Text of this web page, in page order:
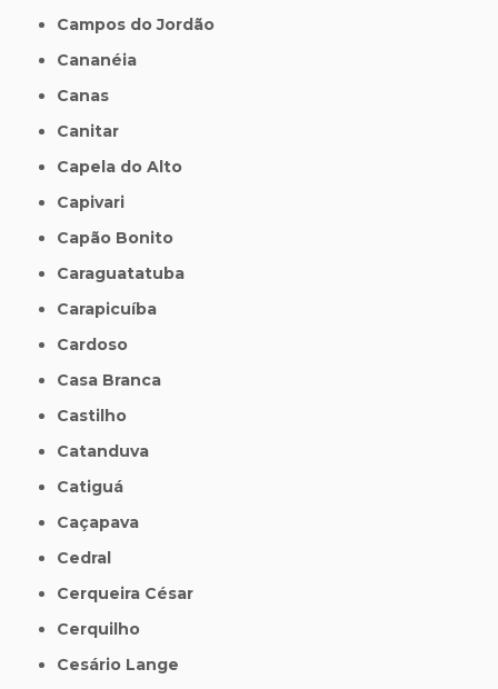
Campos do Jordão
Cananéia
Canas
Canitar
Capela do Alto
Capivari
Capão Bonito
Caraguatatuba
Carapicuíba
Cardoso
Casa Branca
Castilho
Catanduva
Catiguá
Caçapava
Cedral
Cerqueira César
Cerquilho
Cesário Lange